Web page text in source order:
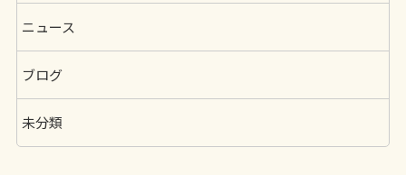
ニュース
ブログ
未分類